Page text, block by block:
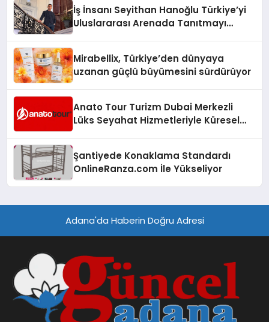
İş İnsanı Seyithan Hanoğlu Türkiye’yi
Uluslararası Arenada Tanıtmayı
Mirabellix, Türkiye’den dünyaya
uzanan güçlü büyümesini sürdürüyor
Anato Tour Turizm Dubai Merkezli
Lüks Seyahat Hizmetleriyle Küresel
Şantiyede Konaklama Standardı
OnlineRanza.com İle Yükseliyor
Adana'da Haberin Doğru Adresi